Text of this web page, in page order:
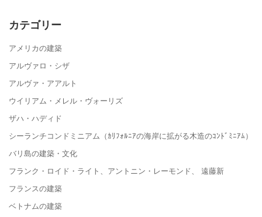
カテゴリー
アメリカの建築
アルヴァロ・シザ
アルヴァ・アアルト
ウイリアム・メレル・ヴォーリズ
ザハ・ハディド
シーランチコンドミニアム（ｶﾘﾌｫﾙﾆｱの海岸に拡がる木造のｺﾝﾄﾞﾐﾆｱﾑ）
バリ島の建築・文化
フランク・ロイド・ライト、アントニン・レーモンド、 遠藤新
フランスの建築
ベトナムの建築